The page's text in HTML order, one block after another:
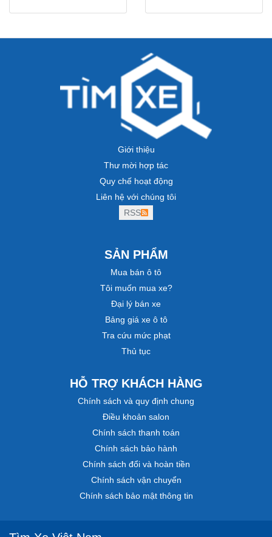
Giới thiệu
Thư mời hợp tác
Quy chế hoạt động
Liên hệ với chúng tôi
RSS
SẢN PHẨM
Mua bán ô tô
Tôi muốn mua xe?
Đại lý bán xe
Bảng giá xe ô tô
Tra cứu mức phạt
Thủ tục
HỖ TRỢ KHÁCH HÀNG
Chính sách và quy định chung
Điều khoản salon
Chính sách thanh toán
Chính sách bảo hành
Chính sách đổi và hoàn tiền
Chính sách vận chuyển
Chính sách bảo mật thông tin